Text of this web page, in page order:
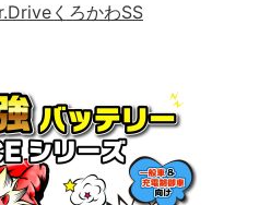
くろかわSS